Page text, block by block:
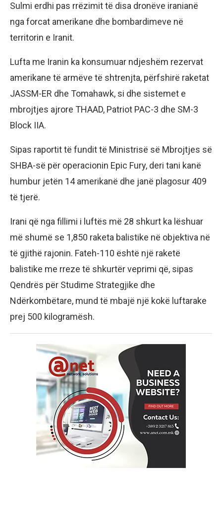
Sulmi erdhi pas rrëzimit të disa dronëve iranianë
nga forcat amerikane dhe bombardimeve në
territorin e Iranit.
Lufta me Iranin ka konsumuar ndjeshëm rezervat
amerikane të armëve të shtrenjta, përfshirë raketat
JASSM-ER dhe Tomahawk, si dhe sistemet e
mbrojtjes ajrore THAAD, Patriot PAC-3 dhe SM-3
Block IIA.
Sipas raportit të fundit të Ministrisë së Mbrojtjes së
SHBA-së për operacionin Epic Fury, deri tani kanë
humbur jetën 14 amerikanë dhe janë plagosur 409
të tjerë.
Irani që nga fillimi i luftës më 28 shkurt ka lëshuar
më shumë se 1,850 raketa balistike në objektiva në
të gjithë rajonin. Fateh-110 është një raketë
balistike me rreze të shkurtër veprimi që, sipas
Qendrës për Studime Strategjike dhe
Ndërkombëtare, mund të mbajë një kokë luftarake
prej 500 kilogramësh.